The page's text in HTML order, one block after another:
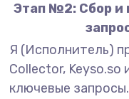
Этап №2: Сбор и
Я (Исполнитель)
Collector, Keyso.so
ключевые